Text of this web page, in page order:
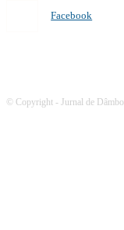
Facebook
© Copyright - Jurnal de